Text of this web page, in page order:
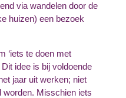
via wandelen door de
huizen) een bezoek
‘iets te doen met
idee is bij voldoende
jaar uit werken; niet
worden. Misschien iets